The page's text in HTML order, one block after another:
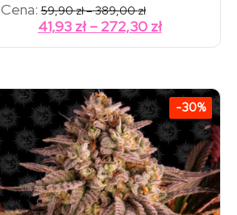
Cena: 59,90zł–389,00złZakres
cen:
od
59,90 zł
41,93 zł – 272,30 złZakres
cen:
do
272,30 zł
-30%